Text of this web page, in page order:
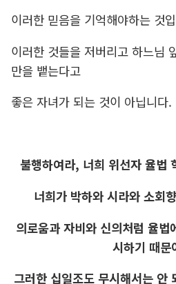
이러한 믿음을 기억해야하는 것
이러한 것들을 저버리고 하느님
만을 뱉는다고
좋은 자녀가 되는 것이 아닙니다.
불행하여라, 너희 위선자 율법
너희가 박하와 시라와 소회
의로움과 자비와 신의처럼 율
시하기 때문
그러한 십일조도 무시해서는 안